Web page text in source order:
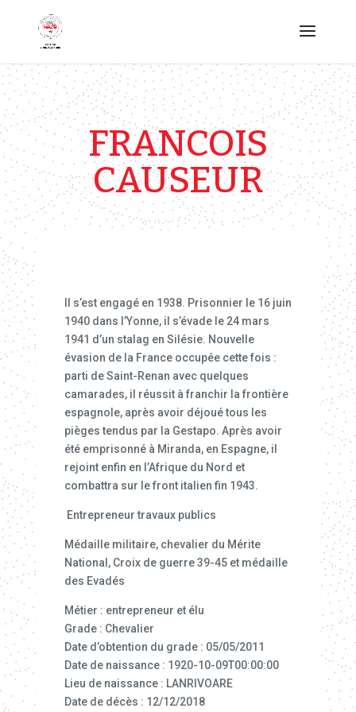
FRANCOIS
CAUSEUR
Il s’est engagé en 1938. Prisonnier le 16 juin
1940 dans l’Yonne, il s’évade le 24 mars
1941 d’un stalag en Silésie. Nouvelle
évasion de la France occupée cette fois :
parti de Saint-Renan avec quelques
camarades, il réussit à franchir la frontière
espagnole, après avoir déjoué tous les
pièges tendus par la Gestapo. Après avoir
été emprisonné à Miranda, en Espagne, il
rejoint enfin en l’Afrique du Nord et
combattra sur le front italien fin 1943.
Entrepreneur travaux publics
Médaille militaire, chevalier du Mérite
National, Croix de guerre 39-45 et médaille
des Evadés
Métier : entrepreneur et élu
Grade : Chevalier
Date d’obtention du grade : 05/05/2011
Date de naissance : 1920-10-09T00:00:00
Lieu de naissance : LANRIVOARE
Date de décès : 12/12/2018